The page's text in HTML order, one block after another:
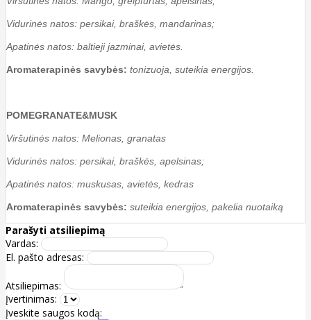
Vidurinės natos: persikai, braškės, mandarinas;
Apatinės natos: baltieji jazminai, avietės.
Aromaterapinės savybės: tonizuoja, suteikia energijos.
POMEGRANATE&MUSK
Viršutinės natos: Melionas, granatas
Vidurinės natos: persikai, braškės, apelsinas;
Apatinės natos: muskusas, avietės, kedras
Aromaterapinės savybės: suteikia energijos, pakelia nuotaiką
Parašyti atsiliepimą
Vardas:
El. pašto adresas:
Atsiliepimas:
Įvertinimas:
Įveskite saugos kodą: